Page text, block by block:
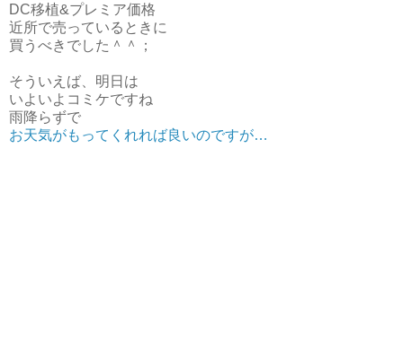
DC移植&プレミア価格
近所で売っているときに
買うべきでした＾＾；
そういえば、明日は
いよいよコミケですね
雨降らずで
お天気がもってくれれば良いのですが…